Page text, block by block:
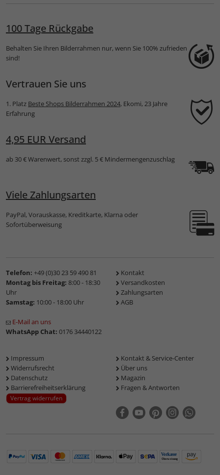
100 Tage Rückgabe
Behalten Sie Ihren Bilderrahmen nur, wenn Sie 100% zufrieden
sind!
Vertrauen Sie uns
1. Platz Beste Shops Bilderrahmen 2024, Ekomi, 23 Jahre
Erfahrung
4,95 EUR Versand
ab 30 € Warenwert, sonst zzgl. 5 € Mindermengenzuschlag
Viele Zahlungsarten
PayPal, Vorauskasse, Kreditkarte, Klarna oder
Sofortüberweisung
Telefon: +49 (0)30 23 59 490 81
Montag bis Freitag: 8:00 - 18:30
Uhr
Samstag: 10:00 - 18:00 Uhr
E-Mail an uns
WhatsApp Chat: 0176 34440122
Kontakt
Versandkosten
Zahlungsarten
AGB
Impressum
Widerrufsrecht
Datenschutz
Barrierefreiheitserklärung
Vertrag widerrufen
Kontakt & Service-Center
Über uns
Magazin
Fragen & Antworten